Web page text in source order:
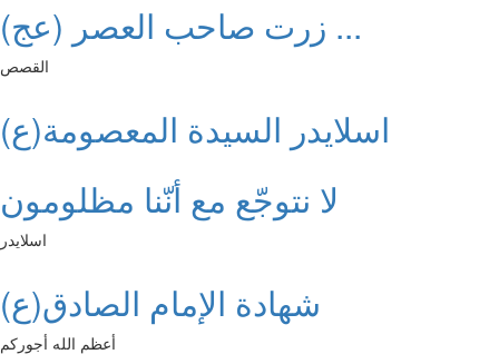
زرت صاحب العصر (عج) ...
القصص
اسلايدر السيدة المعصومة(ع)
لا نتوجّع مع أنّنا مظلومون
اسلايدر
شهادة الإمام الصادق(ع)
أعظم الله أجوركم